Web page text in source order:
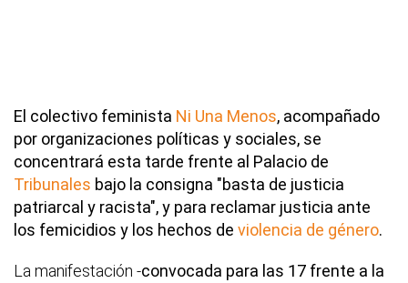
El colectivo feminista Ni Una Menos, acompañado
por organizaciones políticas y sociales, se
concentrará esta tarde frente al Palacio de
Tribunales bajo la consigna "basta de justicia
patriarcal y racista", y para reclamar justicia ante
los femicidios y los hechos de violencia de género.
La manifestación -convocada para las 17 frente a la